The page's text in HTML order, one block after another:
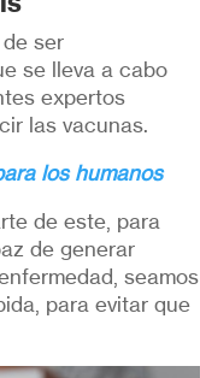
ser
se lleva a cabo
expertos
las vacunas.
los humanos
de este, para
de generar
seamos
para evitar que